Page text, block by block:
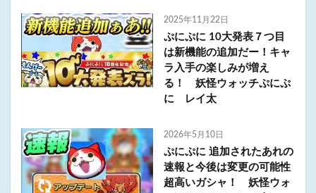
2025年11月22日
ぷにぷに 10大発表７つ目
は新機能の追加だー！キャ
ラ入手の楽しみが増え
る！ 妖怪ウォッチぷにぷ
に レイ太
2026年5月10日
ぷにぷに 追加されたあれの
速報と今後は変更の可能性
超高いガシャ！ 妖怪ウォ